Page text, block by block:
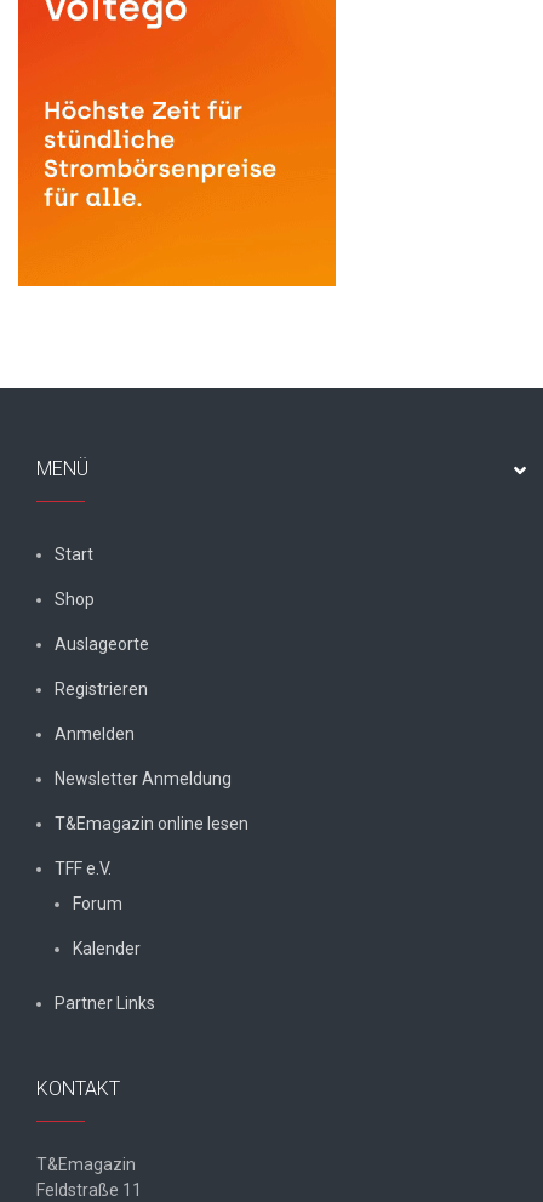
MENÜ
Start
Shop
Auslageorte
Registrieren
Anmelden
Newsletter Anmeldung
T&Emagazin online lesen
TFF e.V.
Forum
Kalender
Partner Links
KONTAKT
T&Emagazin
Feldstraße 11